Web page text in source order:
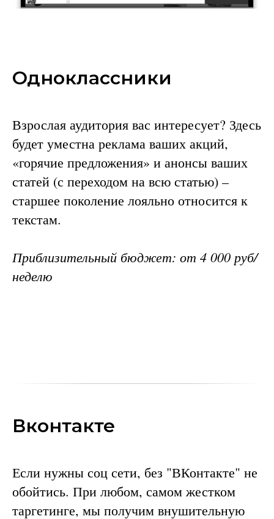
Одноклассники
Взрослая аудитория вас интересует? Здесь
будет уместна реклама ваших акций,
«горячие предложения» и анонсы ваших
статей (с переходом на всю статью) –
старшее поколение лояльно относится к
текстам.
Приблизительный бюджет: от 4 000 руб/
неделю
Вконтакте
Если нужны соц сети, без "ВКонтакте" не
обойтись. При любом, самом жестком
таргетинге, мы получим внушительную